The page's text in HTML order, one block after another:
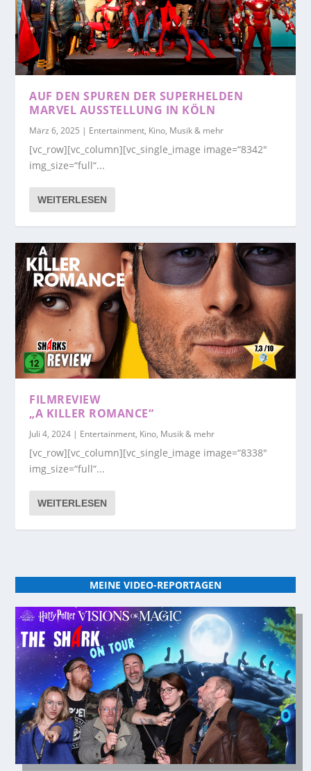
AUF DEN SPUREN DER SUPERHELDEN
MARVEL AUSSTELLUNG IN KÖLN
März 6, 2025 | Entertainment, Kino, Musik & mehr
[vc_row][vc_column][vc_single_image image=“8342″
img_size=“full“...
WEITERLESEN
FILMREVIEW
„A KILLER ROMANCE“
Juli 4, 2024 | Entertainment, Kino, Musik & mehr
[vc_row][vc_column][vc_single_image image=“8338″
img_size=“full“...
WEITERLESEN
MEINE VIDEO-REPORTAGEN